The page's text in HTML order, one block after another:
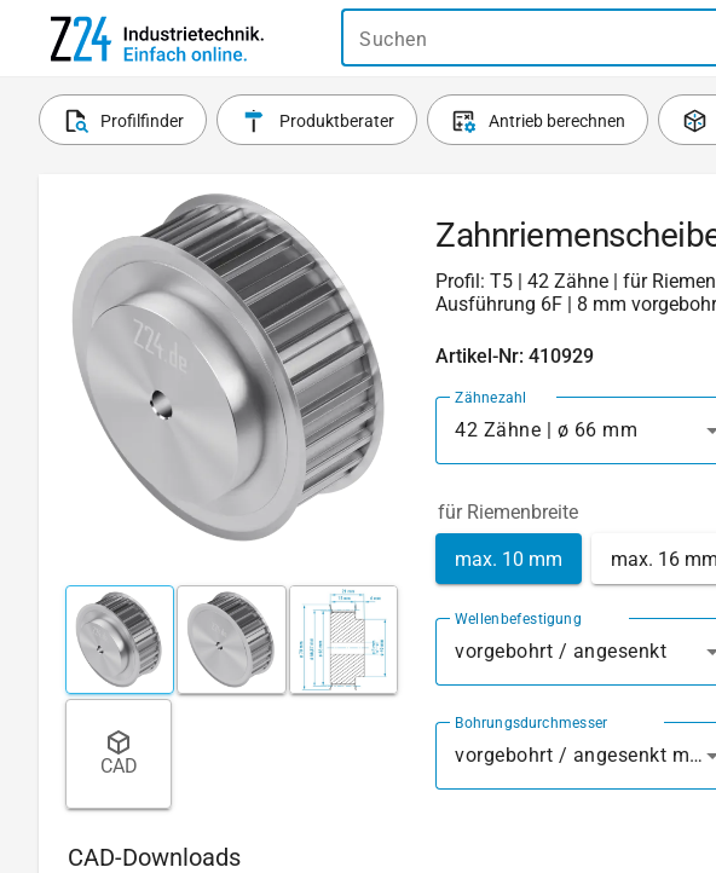
Suchen
Profilfinder Produktberater Antrieb berechnen
CAD
CAD-Downloads
Profil: T5 | 42 Zähne | für
Ausführung 6F | 8 mm
Artikel-Nr: 410929
Zähnezahl
42 Zähne | ø 66 mm
für Riemenbreite
max. 10 mm max. 16 mm
Wellenbefestigung
vorgebohrt / angesenkt
Bohrungsdurchmesser
vorgebohrt / angesenkt mm